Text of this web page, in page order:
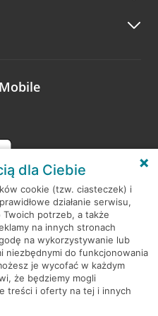
nami opinią o wizycie.
dla Ciebie
cookie (tzw. ciasteczek) i
działanie serwisu,
potrzeb, a także
na innych stronach
na wykorzystywanie lub
niezbędnymi do funkcjonowania
je wycofać w każdym
że będziemy mogli
treści i oferty na tej i innych